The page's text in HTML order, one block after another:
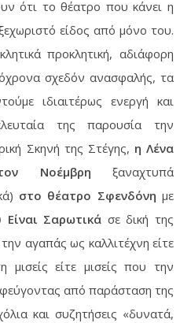
ότι το θέατρο που κάνει η
είδος από μόνο του.
προκλητική, αδιάφορη
σχεδόν ανασφαλής, τα
ιδιαιτέρως ενεργή και
της παρουσία την
Σκηνή της Στέγης, η Λένα
Νοέμβρη ξαναχτυπά
στο θέατρο Σφενδόνη με
Σαρωτικά σε δική της
αγαπάς ως καλλιτέχνη είτε
μισείς είτε μισείς που την
από παράσταση της
και συζητήσεις «δυνατά,